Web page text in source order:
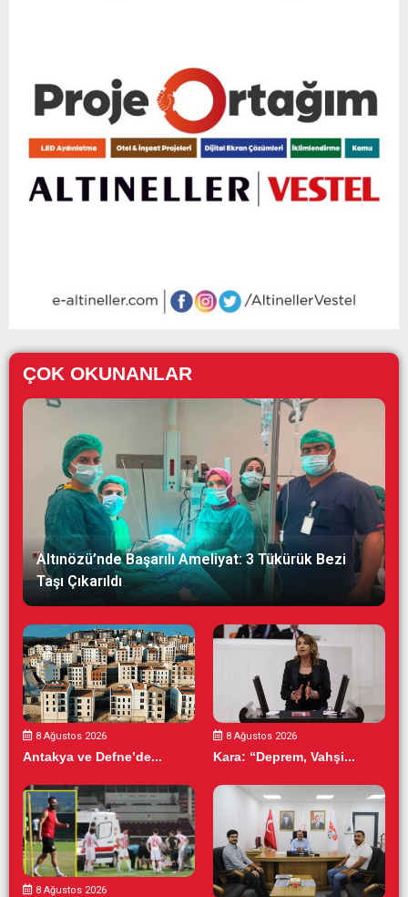
ÇOK OKUNANLAR
Altınözü’nde Başarılı Ameliyat: 3 Tükürük Bezi
Taşı Çıkarıldı
8 Ağustos 2026
Antakya ve Defne’de...
8 Ağustos 2026
Kara: “Deprem, Vahşi...
8 Ağustos 2026